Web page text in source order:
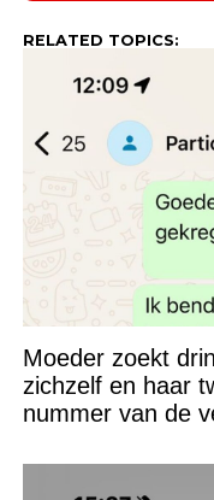
RELATED TOPICS:
Moeder zoekt
zichzelf en haar
nummer van de